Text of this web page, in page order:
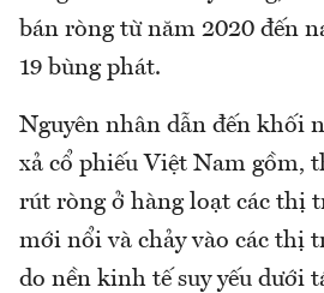
bán ròng từ năm 2020 đến
19 bùng phát.
Nguyên nhân dẫn đến khối
xả cổ phiếu Việt Nam gồm,
rút ròng ở hàng loạt các thị
mới nổi và chảy vào các thị
do nền kinh tế suy yếu dưới